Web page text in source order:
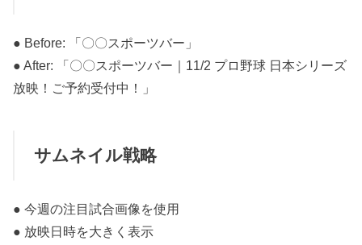
● Before: 「〇〇スポーツバー」
● After: 「〇〇スポーツバー｜11/2 プロ野球 日本シリーズ
放映！ご予約受付中！」
サムネイル戦略
● 今週の注目試合画像を使用
● 放映日時を大きく表示